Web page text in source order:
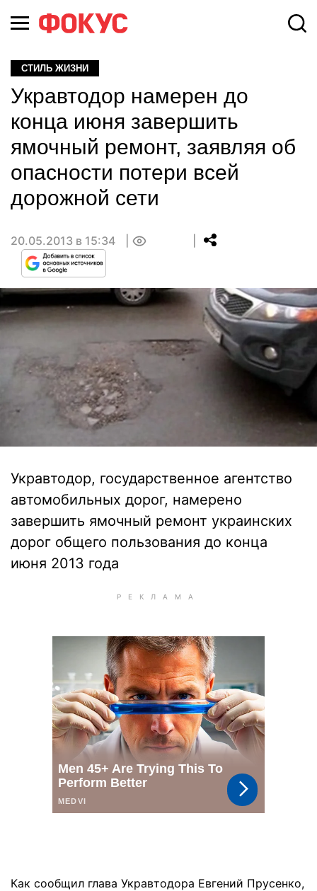
СТИЛЬ ЖИЗНИ
Укравтодор намерен до
конца июня завершить
ямочный ремонт, заявляя об
опасности потери всей
дорожной сети
20.05.2013 в 15:34
Укравтодор, государственное агентство
автомобильных дорог, намерено
завершить ямочный ремонт украинских
дорог общего пользования до конца
июня 2013 года
Как сообщил глава Укравтодора Евгений Прусенко,